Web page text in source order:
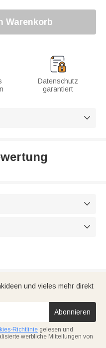
Warenkorb
Datenschutz
garantiert



und vieles mehr direkt
Abonnieren
Richtlinie gelesen und
werbliche Mitteilungen von